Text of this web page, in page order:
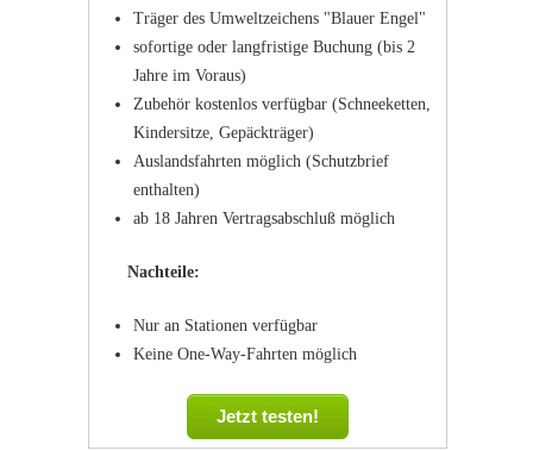
Träger des Umweltzeichens "Blauer Engel"
sofortige oder langfristige Buchung (bis 2
Jahre im Voraus)
Zubehör kostenlos verfügbar (Schneeketten,
Kindersitze, Gepäckträger)
Auslandsfahrten möglich (Schutzbrief
enthalten)
ab 18 Jahren Vertragsabschluß möglich
Nachteile:
Nur an Stationen verfügbar
Keine One-Way-Fahrten möglich
Jetzt testen!